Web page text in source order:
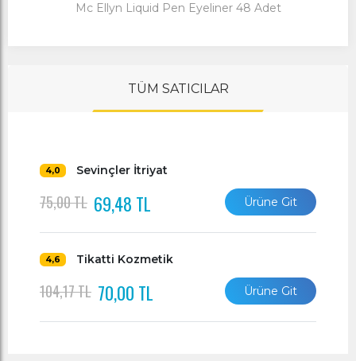
Mc Ellyn Liquid Pen Eyeliner 48 Adet
TÜM SATICILAR
4,0 Sevinçler İtriyat
75,00 TL 69,48 TL Ürüne Git
4,6 Tikatti Kozmetik
104,17 TL 70,00 TL Ürüne Git